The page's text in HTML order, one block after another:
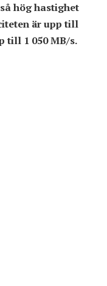
hög hastighet
är upp till
till 1 050 MB/s.